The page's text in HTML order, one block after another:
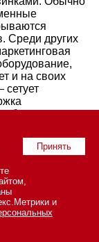
Среди других
и на своих
сетует
—
или
склад,
Как
возникают
Принять
и